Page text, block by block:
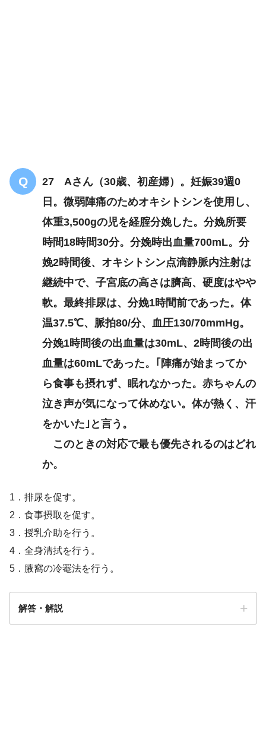
27 Aさん（30歳、初産婦）。妊娠39週0
日。微弱陣痛のためオキシトシンを使用し、
体重3,500gの児を経腟分娩した。分娩所要
時間18時間30分。分娩時出血量700mL。分
娩2時間後、オキシトシン点滴静脈内注射は
継続中で、子宮底の高さは臍高、硬度はやや
軟。最終排尿は、分娩1時間前であった。体
温37.5℃、脈拍80/分、血圧130/70mmHg。
分娩1時間後の出血量は30mL、2時間後の出
血量は60mLであった。｢陣痛が始まってか
ら食事も摂れず、眠れなかった。赤ちゃんの
泣き声が気になって休めない。体が熱く、汗
をかいた｣と言う。
このときの対応で最も優先されるのはどれ
か。
1．排尿を促す。
2．食事摂取を促す。
3．授乳介助を行う。
4．全身清拭を行う。
5．腋窩の冷罨法を行う。
解答・解説